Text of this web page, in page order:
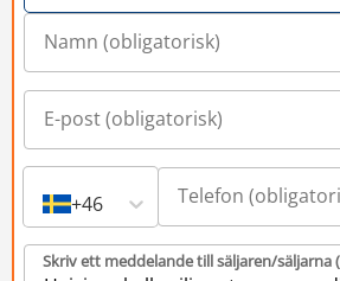
+46
Skriv ett meddelande till säljaren/säljarna